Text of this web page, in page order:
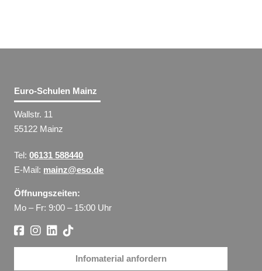
Euro-Schulen Mainz
Wallstr. 11
55122 Mainz
Tel:06131 588440
E-Mail: mainz@eso.de
Öffnungszeiten:
Mo – Fr: 9:00 – 15:00 Uhr
Infomaterial anfordern